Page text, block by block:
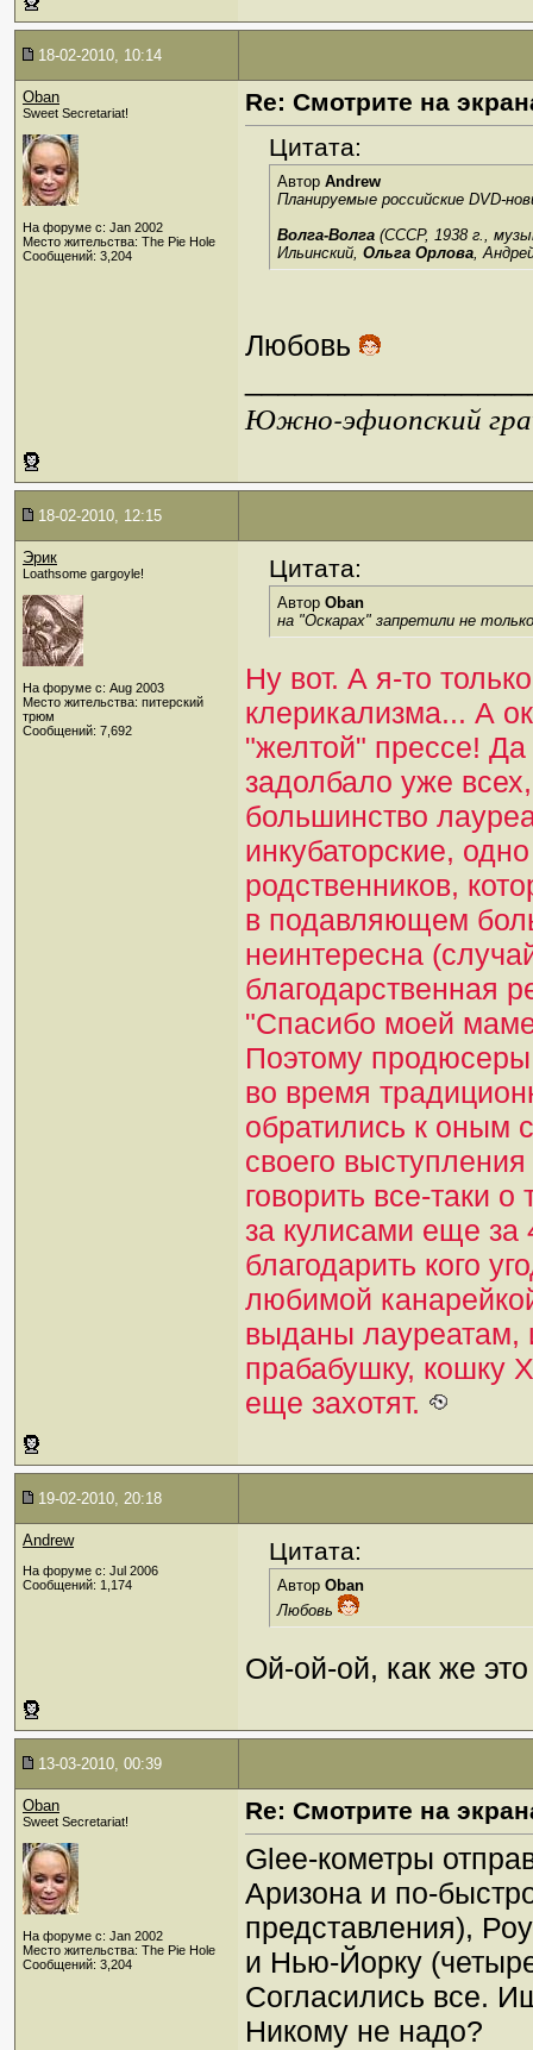
18-02-2010, 10:14
Oban
Sweet Secretariat!
На форуме с: Jan 2002
Место жительства: The Pie Hole
Сообщений: 3,204
Re: Смотрите на
Цитата:
Автор Andrew
Планируемые российские DVD-
Волга-Волга (СССР, 1938 г.,
Ильинский, Ольга Орлова,
Любовь
Южно-эфиопский
18-02-2010, 12:15
Эрик
Loathsome gargoyle!
На форуме с: Aug 2003
Место жительства: питерский
трюм
Сообщений: 7,692
Цитата:
Автор Oban
на "Оскарах" запретили не
Ну вот. А я-то
клерикализма... А
"желтой" прессе!
задолбало уже
большинство
инкубаторские,
родственников,
в подавляющем
неинтересна
благодарственная
"Спасибо моей
Поэтому
во время
обратились к оным
своего
говорить все-таки
за кулисами еще за
благодарить кого
любимой
выданы лауреатам,
прабабушку, кошку
еще захотят.
19-02-2010, 20:18
Andrew
На форуме с: Jul 2006
Сообщений: 1,174
Цитата:
Автор Oban
Любовь
Ой-ой-ой, как же
13-03-2010, 00:39
Oban
Sweet Secretariat!
На форуме с: Jan 2002
Место жительства: The Pie Hole
Сообщений: 3,204
Re: Смотрите на
Glee-кометры
Аризона и по-
представления),
и Нью-Йорку
Согласились все.
Никому не надо?